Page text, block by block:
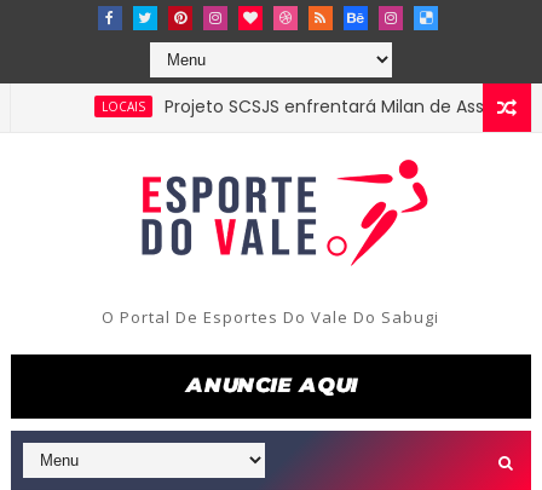
Projeto SCSJS enfrentará Milan de Assunção pela
O Portal De Esportes Do Vale Do Sabugi